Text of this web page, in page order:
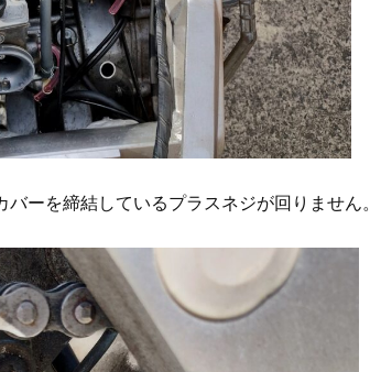
ーを締結しているプラスネジが回りません。